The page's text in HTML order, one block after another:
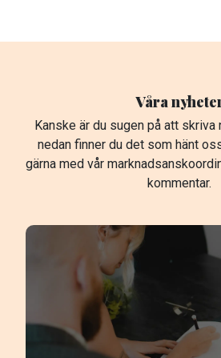
Våra
Kanske är du sugen på att skriva
nedan finner du det som hänt
gärna med vår
kommentar.